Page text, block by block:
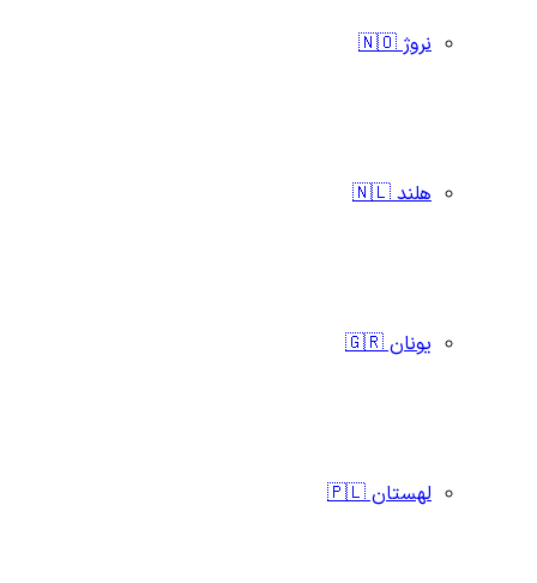
نروژ 🇳🇴
هلند 🇳🇱
یونان 🇬🇷
لهستان 🇵🇱